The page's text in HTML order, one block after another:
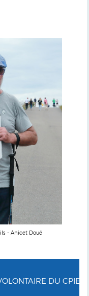
- Anicet Doué
DU CPIE